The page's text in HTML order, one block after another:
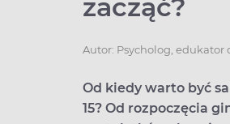
zacząć?
Autor: Psycholog, edukator
Od kiedy warto być
15? Od rozpoczęcia